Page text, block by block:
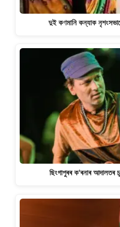
দুই কণমানি কন্যাক
ছিংগাপুৰৰ ক'ৰনাৰ আদালতৰ